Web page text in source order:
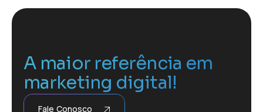
A maior referência em
marketing digital!
Fale Conosco